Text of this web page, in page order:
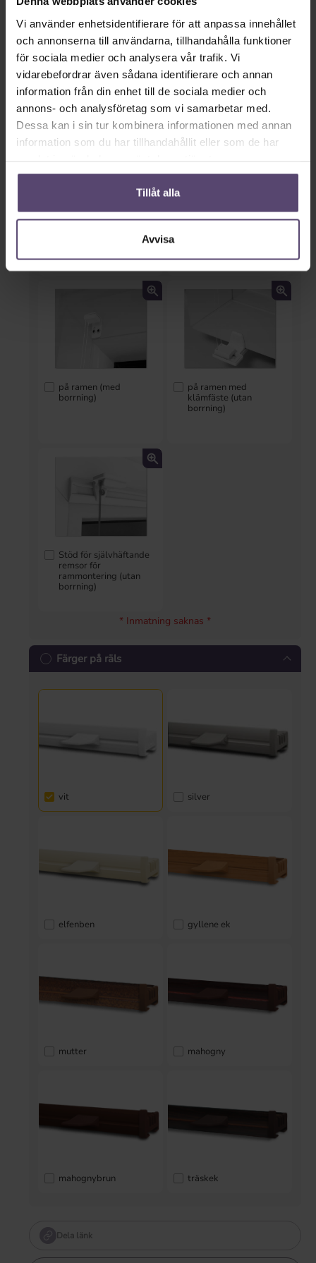
Vi använder enhetsidentifierare för att anpassa innehållet
och annonserna till användarna, tillhandahålla funktioner
för sociala medier och analysera vår trafik. Vi
vidarebefordrar även sådana identifierare och annan
information från din enhet till de sociala medier och
annons- och analysföretag som vi samarbetar med.
Dessa kan i sin tur kombinera informationen med annan
information som du har tillhandahållit eller som de har
Tillåt alla
Avvisa
i glasningsrabatten
(med borrning)
Självhäftande stöd för
montering av
glasningsfals (utan
Gångjärnsförsedd
(utan borrning) * endast
rektangulära glaslister
Stöd för självhäftande
på ramen (med
borrning)
på ramen med
klämfäste (utan
borrning)
Stöd för självhäftande
remsor för
rammontering (utan
borrning)
* Inmatning saknas *
Färger på räls
vit silver
elfenben gyllene ek
mutter mahogny
mahognybrun träskek
Dela länk